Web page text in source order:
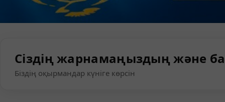
Сіздің жарнамаңыздың және
Біздің оқырмандар күніге көрсін